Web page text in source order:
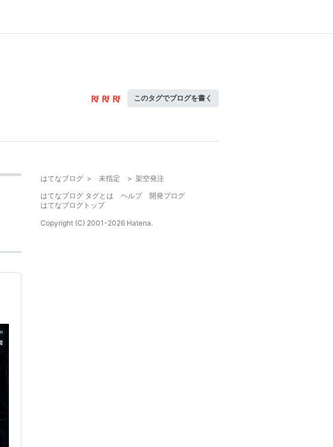
このタグでブログを書く
はてなブログ > 未指定 > 架空発注
はてなブログ タグとは
ヘルプ
開発ブログ
はてなブログトップ
Copyright (C) 2001-2026 Hatena.